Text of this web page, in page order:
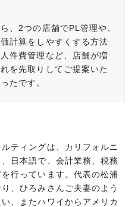
、2つの店舗でPL管理や、
計算をしやすくする方法
件費管理など、店舗が増
を先取りしてご提案いた
たです。
ティングは、カリフォルニ
日本語で、会計業務、税務
行っています。代表の松浦
、ひろみさんご夫妻のよう
、またハワイからアメリカ